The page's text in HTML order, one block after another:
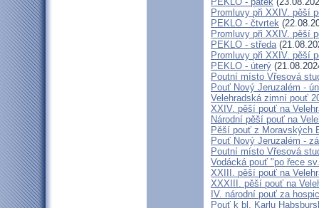
Promluvy při XXIV. pěší
PEKLO - čtvrtek
Promluvy při XXIV. pěší
PEKLO - středa
Promluvy při XXIV. pěší
PEKLO - úterý
Poutní místo Vřesová
Pouť Nový Jeruzalém -
Velehradská zimní pouť
XXIV. pěší pouť na
Národní pěší pouť na
Pěší pouť z Moravských
Pouť Nový Jeruzalém -
Poutní místo Vřesová
Vodácká pouť "po řece
XXIII. pěší pouť na
XXXIII. pěší pouť na
IV. národní pouť za
Pouť k bl. Karlu